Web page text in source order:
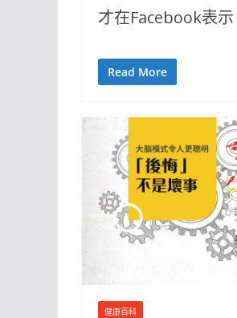
才在Facebook表
Read More
健康百科